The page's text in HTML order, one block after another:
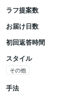
ラフ提案数
お届け日数
初回返答時間
スタイル
その他
手法